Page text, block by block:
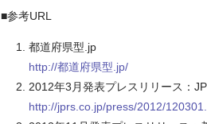
■参考URL
都道府県型.jp
http://都道府県型.jp/
2012年3月発表プレスリリース：
http://jprs.co.jp/press/2012/